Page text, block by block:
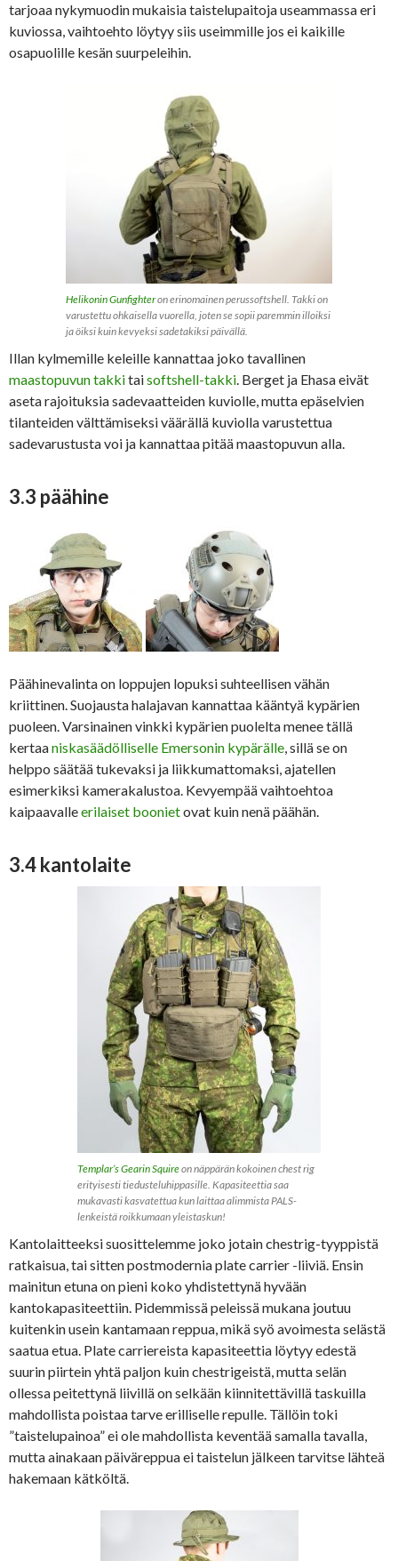
tarjoaa nykymuodin mukaisia taistelupaitoja useammassa eri
kuviossa, vaihtoehto löytyy siis useimmille jos ei kaikille
osapuolille kesän suurpeleihin.
Helikonin Gunfighteron erinomainen perussoftshell. Takki on
varustettu ohkaisella vuorella, joten se sopii paremmin illoiksi
ja öiksi kuin kevyeksi sadetakiksi päivällä.
Illan kylmemille keleille kannattaa joko tavallinen
maastopuvun takkitaisoftshell-takki. Berget ja Ehasa eivät
aseta rajoituksia sadevaatteiden kuviolle, mutta epäselvien
tilanteiden välttämiseksi väärällä kuviolla varustettua
sadevarustusta voi ja kannattaa pitää maastopuvun alla.
3.3 päähine
Päähinevalinta on loppujen lopuksi suhteellisen vähän
kriittinen. Suojausta halajavan kannattaa kääntyä kypärien
puoleen. Varsinainen vinkki kypärien puolelta menee tällä
kertaaniskasäädölliselle Emersonin kypärälle, sillä se on
helppo säätää tukevaksi ja liikkumattomaksi, ajatellen
esimerkiksi kamerakalustoa. Kevyempää vaihtoehtoa
kaipaavalleerilaiset boonietovat kuin nenä päähän.
3.4 kantolaite
Templar’s Gearin Squireon näppärän kokoinen chest rig
erityisesti tiedusteluhippasille. Kapasiteettia saa
mukavasti kasvatettua kun laittaa alimmista PALS-
lenkeistä roikkumaan yleistaskun!
Kantolaitteeksi suosittelemme joko jotain chestrig-tyyppistä
ratkaisua, tai sitten postmodernia plate carrier -liiviä. Ensin
mainitun etuna on pieni koko yhdistettynä hyvään
kantokapasiteettiin. Pidemmissä peleissä mukana joutuu
kuitenkin usein kantamaan reppua, mikä syö avoimesta selästä
saatua etua. Plate carriereista kapasiteettia löytyy edestä
suurin piirtein yhtä paljon kuin chestrigeistä, mutta selän
ollessa peitettynä liivillä on selkään kiinnitettävillä taskuilla
mahdollista poistaa tarve erilliselle repulle. Tällöin toki
”taistelupainoa” ei ole mahdollista keventää samalla tavalla,
mutta ainakaan päiväreppua ei taistelun jälkeen tarvitse lähteä
hakemaan kätköltä.